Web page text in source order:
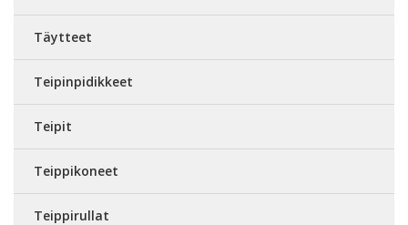
Täytteet
Teipinpidikkeet
Teipit
Teippikoneet
Teippirullat